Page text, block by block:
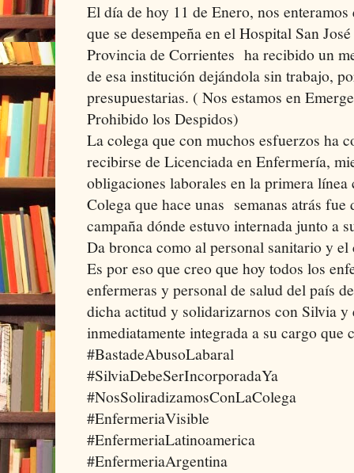
El día de hoy 11 de Enero, nos
que se desempeña en el Hospital San
Provincia de Corrientes ha recibido un
de esa institución dejándola sin trabajo,
presupuestarias. ( Nos estamos en
Prohibido los Despidos)
La colega que con muchos esfuerzos ha
recibirse de Licenciada en Enfermería,
obligaciones laborales en la primera
Colega que hace unas semanas atrás fue
campaña dónde estuvo internada junto a
Da bronca como al personal sanitario y
Es por eso que creo que hoy todos los
enfermeras y personal de salud del país
dicha actitud y solidarizarnos con Silvia y
inmediatamente integrada a su cargo que
#BastadeAbusoLabaral
#SilviaDebeSerIncorporadaYa
#NosSoliradizamosConLaColega
#EnfermeriaVisible
#EnfermeriaLatinoamerica
#EnfermeriaArgentina